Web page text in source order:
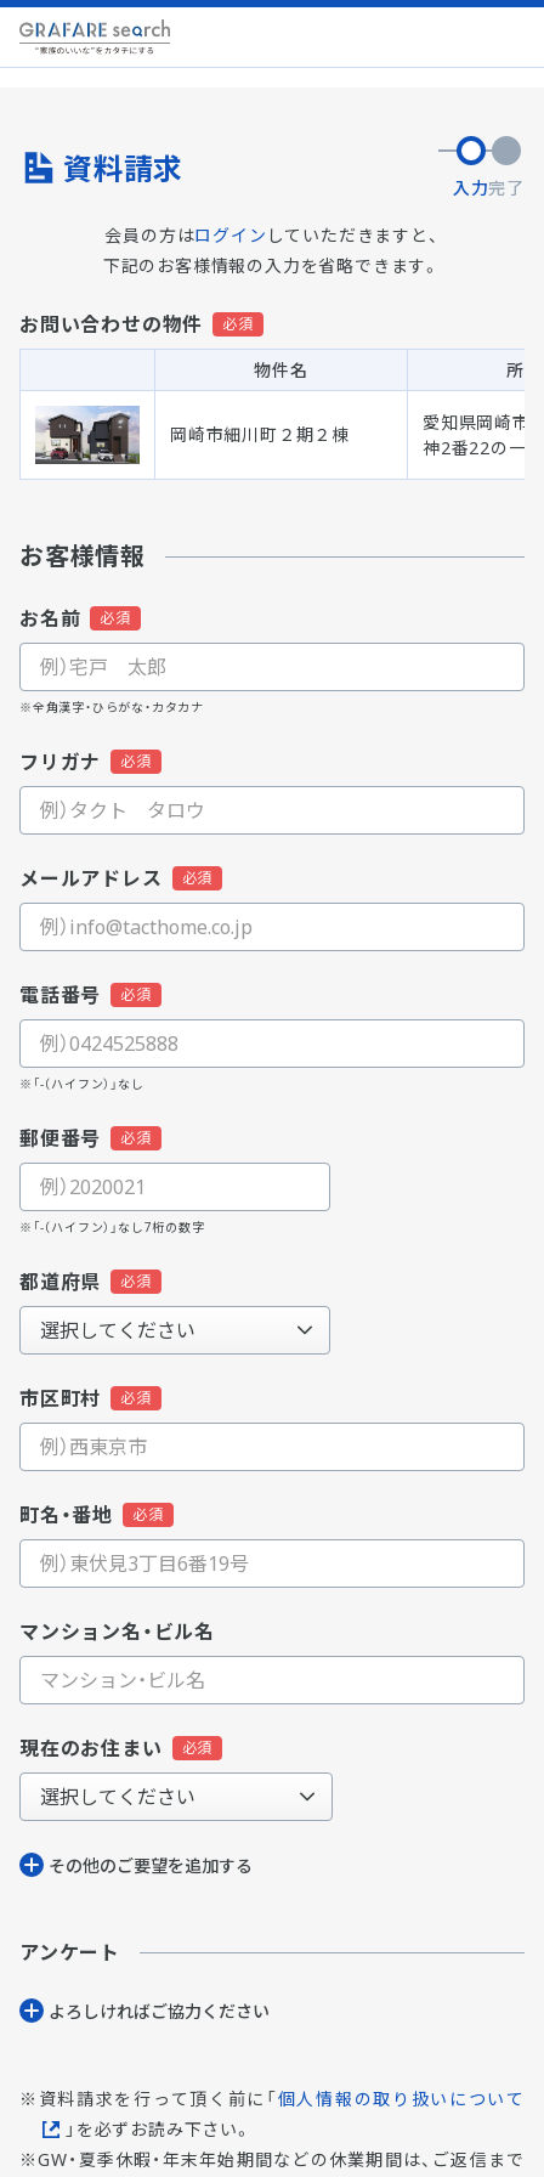
資料請求 入力完了
会員の方はログイン していただきますと、
下記のお客様情報の入力を省略できます。
お問い合わせの物件
物件名 所
岡崎市細川町２期２棟
愛知県岡崎市
神2番22の一部
お客様情報
お名前
※全角漢字・ひらがな・カタカナ
フリガナ
メールアドレス
電話番号
※「-（ハイフン）」なし
郵便番号
※「-（ハイフン）」なし7桁の数字
都道府県
市区町村
町名・番地
マンション名・ビル名
現在のお住まい
その他のご要望を追加する
アンケート
よろしければご協⼒ください
資料請求を行って頂く前に「個人情報の取り扱いについて
」を必ずお読み下さい。
GW・夏季休暇・年末年始期間などの休業期間は、ご返信まで